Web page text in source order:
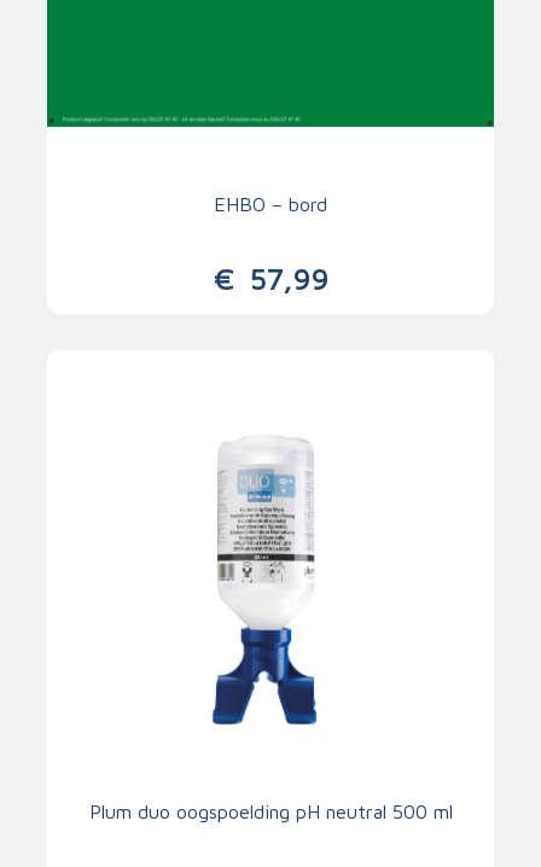
EHBO – bord
€57,99
Plum duo oogspoelding pH neutral 500 ml